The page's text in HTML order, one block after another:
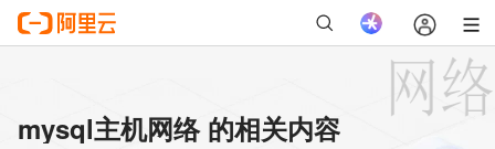
mysql主机网络 的相关内容